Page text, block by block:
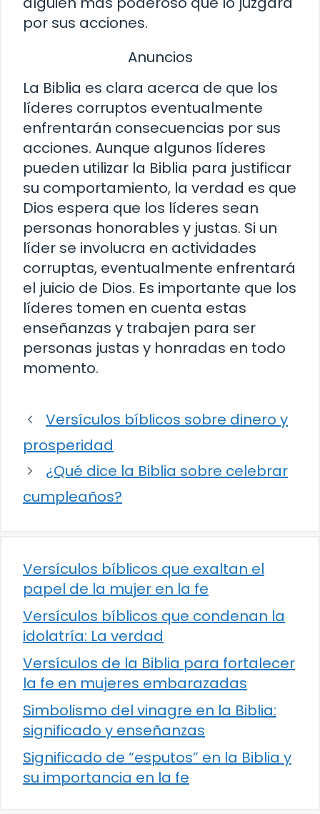
por sus acciones.
Anuncios
La Biblia es clara acerca de que los
líderes corruptos eventualmente
enfrentarán consecuencias por sus
acciones. Aunque algunos líderes
pueden utilizar la Biblia para justificar
su comportamiento, la verdad es que
Dios espera que los líderes sean
personas honorables y justas. Si un
líder se involucra en actividades
corruptas, eventualmente enfrentará
el juicio de Dios. Es importante que los
líderes tomen en cuenta estas
enseñanzas y trabajen para ser
personas justas y honradas en todo
momento.
Versículos bíblicos sobre dinero y
prosperidad
¿Qué dice la Biblia sobre celebrar
cumpleaños?
Versículos bíblicos que exaltan el
papel de la mujer en la fe
Versículos bíblicos que condenan la
idolatría: La verdad
Versículos de la Biblia para fortalecer
la fe en mujeres embarazadas
Simbolismo del vinagre en la Biblia:
significado y enseñanzas
Significado de “esputos” en la Biblia y
su importancia en la fe